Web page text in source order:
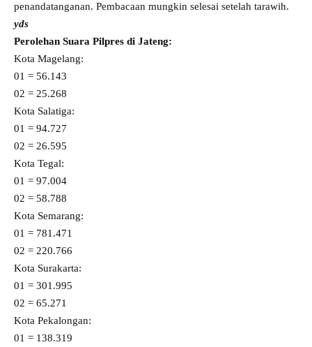
penandatanganan. Pembacaan mungkin selesai setelah tarawih.
yds
Perolehan Suara Pilpres di Jateng:
Kota Magelang:
01 = 56.143
02 = 25.268
Kota Salatiga:
01 = 94.727
02 = 26.595
Kota Tegal:
01 = 97.004
02 = 58.788
Kota Semarang:
01 = 781.471
02 = 220.766
Kota Surakarta:
01 = 301.995
02 = 65.271
Kota Pekalongan:
01 = 138.319